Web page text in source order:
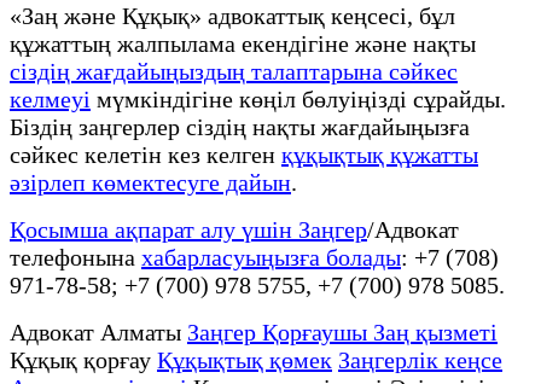
«Заң және Құқық» адвокаттық кеңсесі, бұл
құжаттың жалпылама екендігіне және нақты
сіздің жағдайыңыздың талаптарына сәйкес
келмеуі мүмкіндігіне көңіл бөлуіңізді сұрайды.
Біздің заңгерлер сіздің нақты жағдайыңызға
сәйкес келетін кез келген құқықтық құжатты
әзірлеп көмектесуге дайын.
Қосымша ақпарат алу үшін Заңгер/Адвокат
телефонына хабарласуыңызға болады: +7 (708)
971-78-58; +7 (700) 978 5755, +7 (700) 978 5085.
Адвокат Алматы Заңгер Қорғаушы Заң қызметі
Құқық қорғау Құқықтық қөмек Заңгерлік кеңсе